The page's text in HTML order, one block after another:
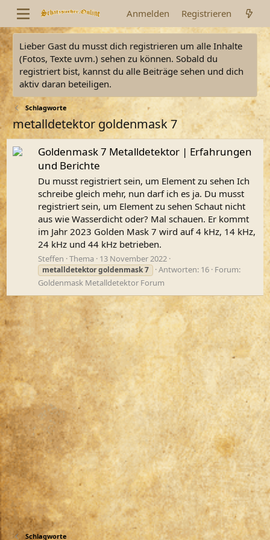
Anmelden Registrieren
Lieber Gast du musst dich registrieren um alle Inhalte
(Fotos, Texte uvm.) sehen zu können. Sobald du
registriert bist, kannst du alle Beiträge sehen und dich
aktiv daran beteiligen.
Schlagworte
metalldetektor goldenmask 7
Goldenmask 7 Metalldetektor | Erfahrungen
und Berichte
Du musst registriert sein, um Element zu sehen Ich
schreibe gleich mehr, nun darf ich es ja. Du musst
registriert sein, um Element zu sehen Schaut nicht
aus wie Wasserdicht oder? Mal schauen. Er kommt
im Jahr 2023 Golden Mask 7 wird auf 4 kHz, 14 kHz,
24 kHz und 44 kHz betrieben.
Steffen Thema 13 November 2022
metalldetektorgoldenmask7 Antworten: 16 Forum:
Goldenmask Metalldetektor Forum
Schlagworte